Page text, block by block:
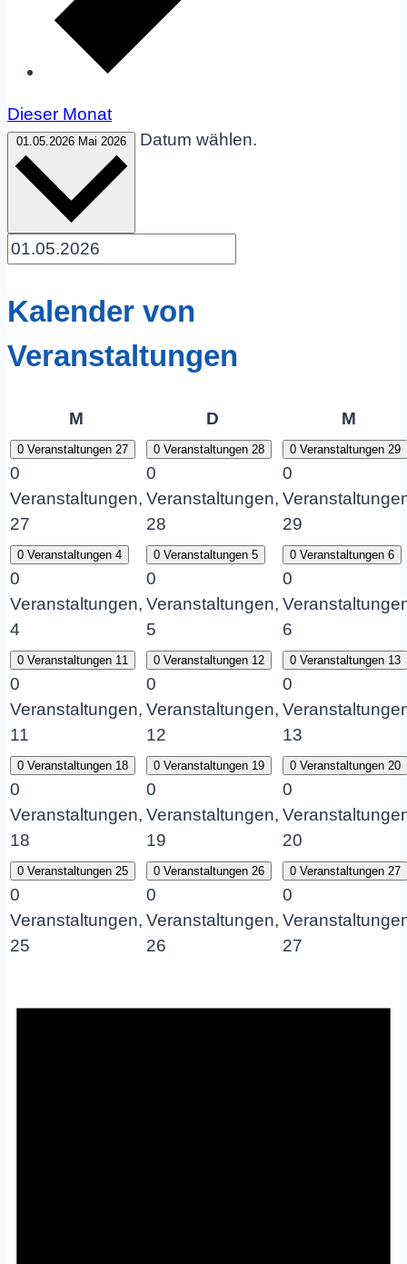
Dieser Monat
01.05.2026 Mai 2026 Datum wählen.
Kalender von
Veranstaltungen
M D M
0 Veranstaltungen 27
0
Veranstaltungen,
27
0 Veranstaltungen 28
0
Veranstaltungen,
28
0 Veranstaltungen 29
0
29
0 Veranstaltungen 4
0
Veranstaltungen,
4
0 Veranstaltungen 5
0
Veranstaltungen,
5
0 Veranstaltungen 6
0
6
0 Veranstaltungen 11
0
Veranstaltungen,
11
0 Veranstaltungen 12
0
Veranstaltungen,
12
0 Veranstaltungen 13
0
13
0 Veranstaltungen 18
0
Veranstaltungen,
18
0 Veranstaltungen 19
0
Veranstaltungen,
19
0 Veranstaltungen 20
0
20
0 Veranstaltungen 25
0
Veranstaltungen,
25
0 Veranstaltungen 26
0
Veranstaltungen,
26
0 Veranstaltungen 27
0
27